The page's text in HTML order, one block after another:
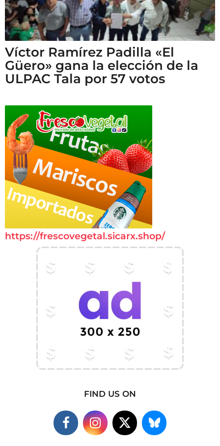
Víctor Ramírez Padilla «El
Güero» gana la elección de la
ULPAC Tala por 57 votos
https://frescovegetal.sicarx.shop/
FIND US ON